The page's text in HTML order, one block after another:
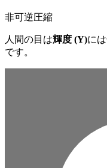
非可逆圧縮
人間の目は輝度 (Y)に
です。